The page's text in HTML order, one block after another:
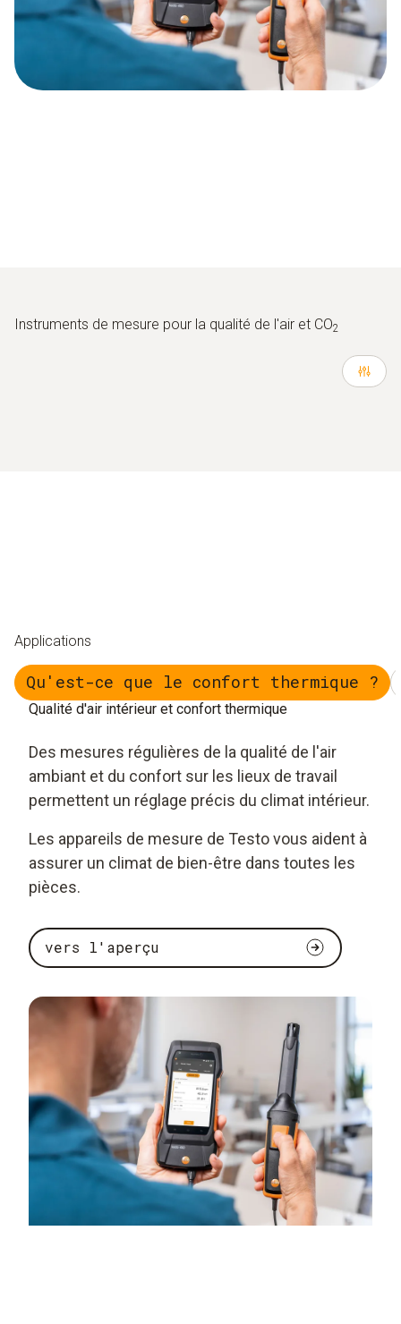
Instruments de mesure pour la qualité de l'air et CO2
Applications
Qu'est-ce que le confort thermique ?
Qualité d'air intérieur et confort thermique
Des mesures régulières de la qualité de l'air
ambiant et du confort sur les lieux de travail
permettent un réglage précis du climat intérieur.
Les appareils de mesure de Testo vous aident à
assurer un climat de bien-être dans toutes les
pièces.
vers l'aperçu